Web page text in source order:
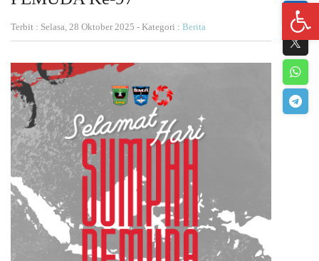
Terbit : Selasa, 28 Oktober 2025 - Kategori : Berita